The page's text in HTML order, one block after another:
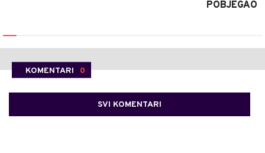
POBJEGAO
KOMENTARI 0
SVI KOMENTARI